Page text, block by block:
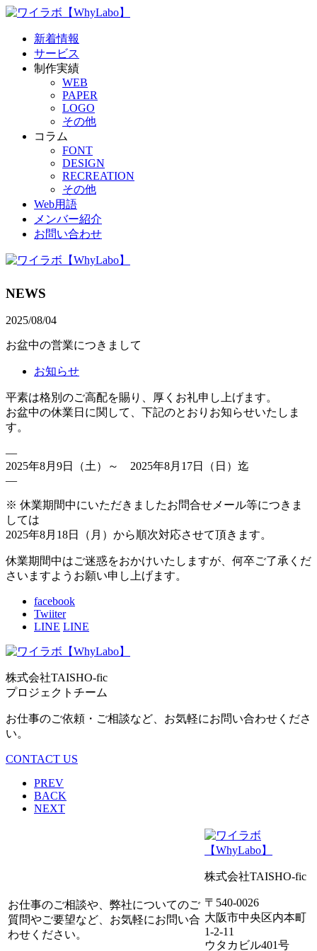
新着情報
サービス
制作実績
WEB
PAPER
LOGO
その他
コラム
FONT
DESIGN
RECREATION
その他
Web用語
メンバー紹介
お問い合わせ
NEWS
2025/08/04
お盆中の営業につきまして
お知らせ
平素は格別のご高配を賜り、厚くお礼申し上げます。
お盆中の休業日に関して、下記のとおりお知らせいたしま
す。
—
2025年8月9日（土）～ 2025年8月17日（日）迄
—
※ 休業期間中にいただきましたお問合せメール等につきま
しては
2025年8月18日（月）から順次対応させて頂きます。
休業期間中はご迷惑をおかけいたしますが、何卒ご了承くだ
さいますようお願い申し上げます。
facebook
Twiiter
LINE LINE
株式会社TAISHO-fic
プロジェクトチーム
お仕事のご依頼・ご相談など、お気軽にお問い合わせくださ
い。
CONTACT US
PREV
BACK
NEXT
お仕事のご相談や、弊社についてのご
質問やご要望など、お気軽にお問い合
わせください。
株式会社TAISHO-fic
〒540-0026
大阪市中央区内本町
1-2-11
ウタカビル401号